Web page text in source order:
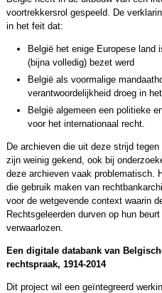
voortrekkersrol gespeeld. De
in het feit dat:
België het enige Europese land
(bijna volledig) bezet werd
België als voormalige
verantwoordelijkheid droeg in
België algemeen een politieke
voor het internationaal recht.
De archieven die uit deze strijd
zijn weinig gekend, ook bij
deze archieven vaak problematisch.
die gebruik maken van
voor de wetgevende context waarin
Rechtsgeleerden durven op hun
verwaarlozen.
Een digitale databank van
rechtspraak, 1914-2014
Dit project wil een geïntegreerd